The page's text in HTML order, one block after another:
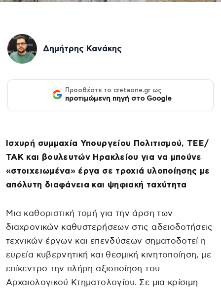
Δημήτρης Κανάκης
Προσθέστε το cretaone.gr ως
προτιμώμενη πηγή στο Google
Ισχυρή συμμαχία Υπουργείου Πολιτισμού, ΤΕΕ/
ΤΑΚ και βουλευτών Ηρακλείου για να μπούνε
«στοιχειωμένα» έργα σε τροχιά υλοποίησης με
απόλυτη διαφάνεια και ψηφιακή ταχύτητα
Μια καθοριστική τομή για την άρση των
διαχρονικών καθυστερήσεων στις αδειοδοτήσεις
τεχνικών έργων και επενδύσεων σηματοδοτεί η
ευρεία κυβερνητική και θεσμική κινητοποίηση, με
επίκεντρο την πλήρη αξιοποίηση του
Αρχαιολογικού Κτηματολογίου. Σε μια κρίσιμη